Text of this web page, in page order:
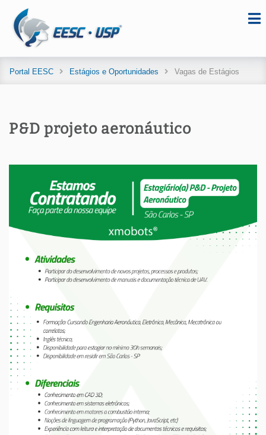
Portal EESC Estágios e Oportunidades Vagas de Estágios
P&D projeto aeronáutico